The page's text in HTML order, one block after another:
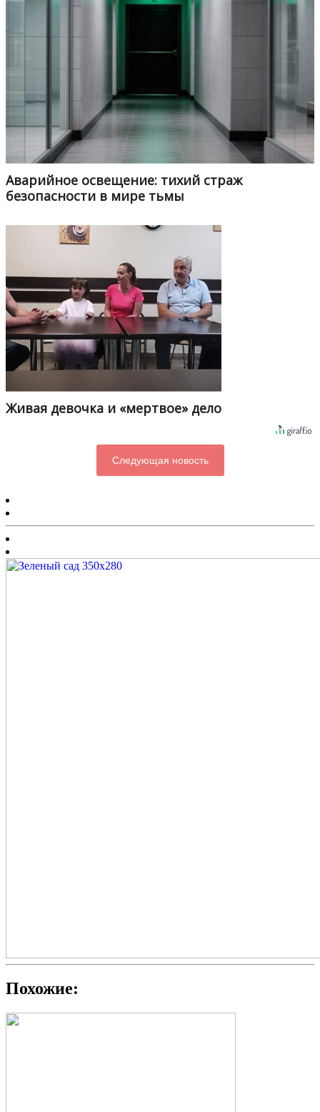
Аварийное освещение: тихий страж
безопасности в мире тьмы
Живая девочка и «мертвое» дело
Следующая новость
Похожие: